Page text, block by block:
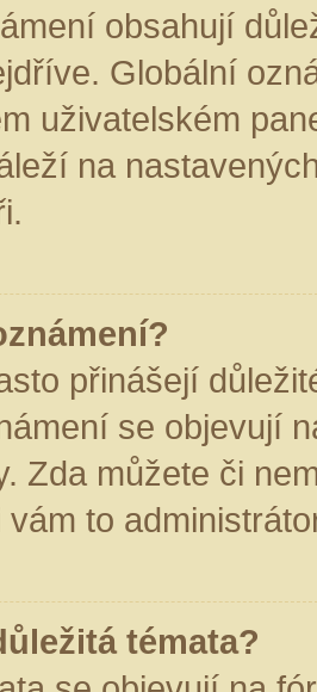
obsahují
Globální
uživatelském
na
přinášejí
se objevují
Zda můžete či
vám to
témata?